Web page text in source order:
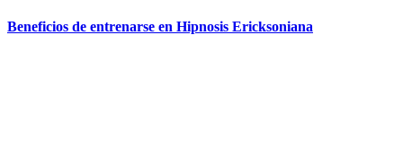
Beneficios de entrenarse en Hipnosis Ericksoniana